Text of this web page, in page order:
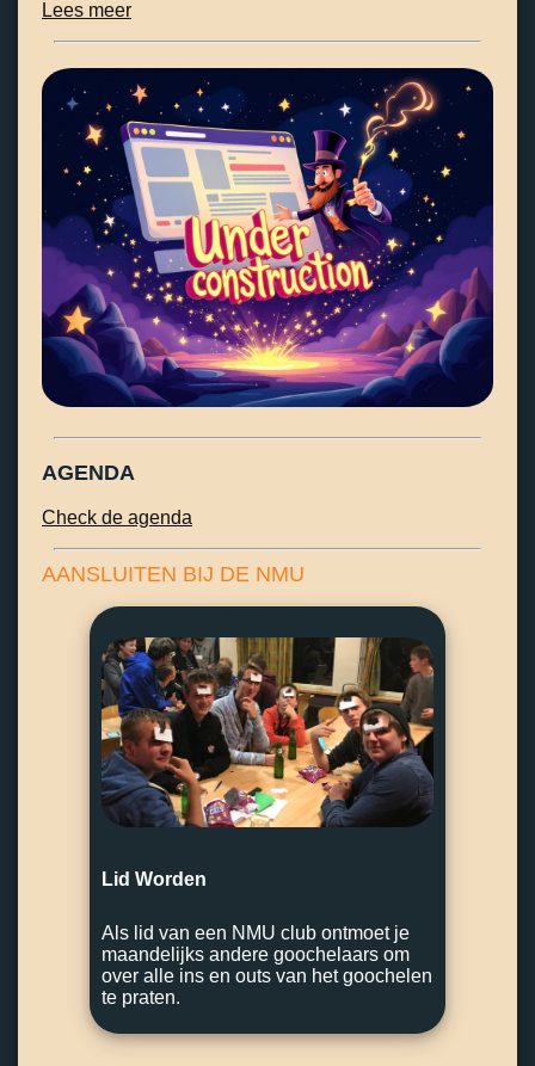
Lees meer
AGENDA
Check de agenda
AANSLUITEN BIJ DE NMU
Lid Worden
Als lid van een NMU club ontmoet je
maandelijks andere goochelaars om
over alle ins en outs van het goochelen
te praten.